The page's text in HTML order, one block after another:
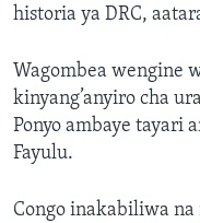
historia ya DRC,
Wagombea wengine
kinyang’anyiro cha
Ponyo ambaye tayari
Fayulu.
Congo inakabiliwa na